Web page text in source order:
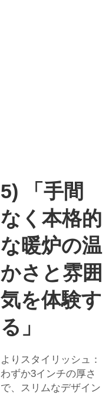
5) 「手間
なく本格的
な暖炉の温
かさと雰囲
気を体験す
る」
よりスタイリッシュ：
わずか3インチの厚さ
で、スリムなデザイン